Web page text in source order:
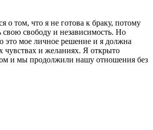
о том, что я не готова к браку, потому
свою свободу и независимость. Но
это мое личное решение и я должна
чувствах и желаниях. Я открыто
и мы продолжили нашу отношения без